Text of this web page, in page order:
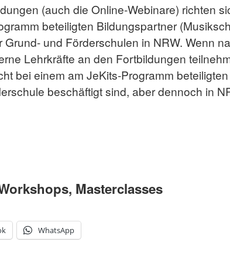
(auch die Online-Webinare) richten
beteiligten Bildungspartner
Grund- und Förderschulen in NRW. Wenn
Lehrkräfte an den Fortbildungen
bei einem am JeKits-Programm
beschäftigt sind, aber dennoch in
Masterclasses
WhatsApp